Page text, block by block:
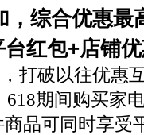
，综合优惠最
台红包+店铺
打破以往优惠
期间购买家
品可同时享受